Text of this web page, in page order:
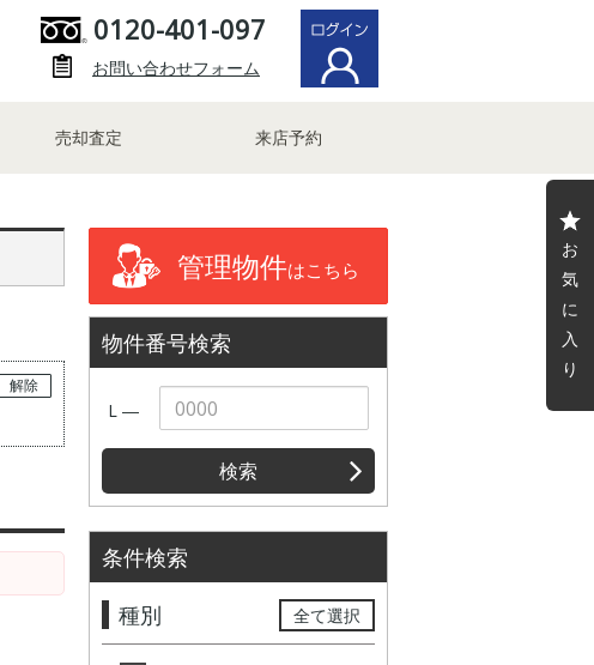
0120-401-097
お問い合わせフォーム
売却査定 来店予約
お
気
に
入
り
解除
管理物件はこちら
物件番号検索
L ―
検索
条件検索
種別
全て選択